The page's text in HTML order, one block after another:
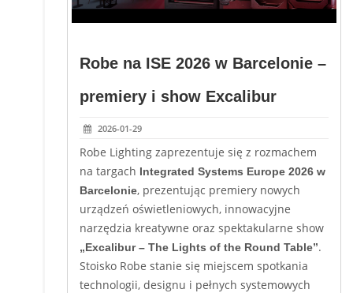
Robe na ISE 2026 w Barcelonie –
premiery i show Excalibur
2026-01-29
Robe Lighting zaprezentuje się z rozmachem
na targach Integrated Systems Europe 2026 w
Barcelonie, prezentując premiery nowych
urządzeń oświetleniowych, innowacyjne
narzędzia kreatywne oraz spektakularne show
„Excalibur – The Lights of the Round Table”.
Stoisko Robe stanie się miejscem spotkania
technologii, designu i pełnych systemowych